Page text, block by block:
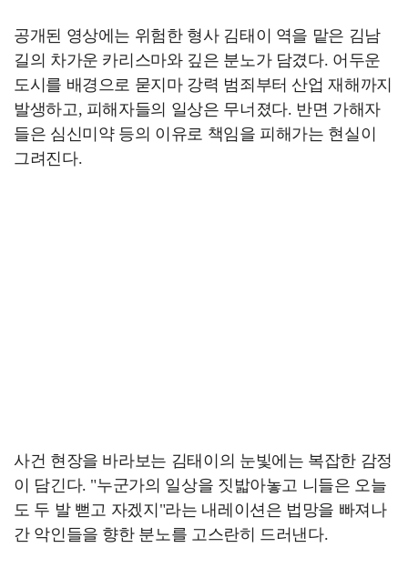
공개된 영상에는 위험한 형사 김태이 역을 맡은 김남
길의 차가운 카리스마와 깊은 분노가 담겼다. 어두운
도시를 배경으로 묻지마 강력 범죄부터 산업 재해까지
발생하고, 피해자들의 일상은 무너졌다. 반면 가해자
들은 심신미약 등의 이유로 책임을 피해가는 현실이
그려진다.
사건 현장을 바라보는 김태이의 눈빛에는 복잡한 감정
이 담긴다. "누군가의 일상을 짓밟아놓고 니들은 오늘
도 두 발 뻗고 자겠지"라는 내레이션은 법망을 빠져나
간 악인들을 향한 분노를 고스란히 드러낸다.